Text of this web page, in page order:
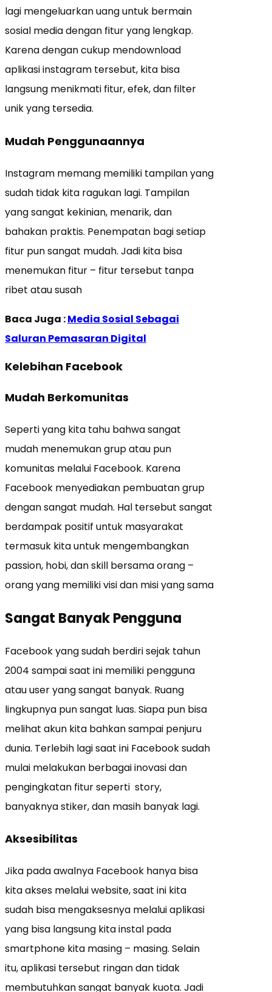
lagi mengeluarkan uang untuk bermain
sosial media dengan fitur yang lengkap.
Karena dengan cukup mendownload
aplikasi instagram tersebut, kita bisa
langsung menikmati fitur, efek, dan filter
unik yang tersedia.
Mudah Penggunaannya
Instagram memang memiliki tampilan yang
sudah tidak kita ragukan lagi. Tampilan
yang sangat kekinian, menarik, dan
bahakan praktis. Penempatan bagi setiap
fitur pun sangat mudah. Jadi kita bisa
menemukan fitur – fitur tersebut tanpa
ribet atau susah
Baca Juga :Media Sosial Sebagai
Saluran Pemasaran Digital
Kelebihan Facebook
Mudah Berkomunitas
Seperti yang kita tahu bahwa sangat
mudah menemukan grup atau pun
komunitas melalui Facebook. Karena
Facebook menyediakan pembuatan grup
dengan sangat mudah. Hal tersebut sangat
berdampak positif untuk masyarakat
termasuk kita untuk mengembangkan
passion, hobi, dan skill bersama orang –
orang yang memiliki visi dan misi yang sama
Sangat Banyak Pengguna
Facebook yang sudah berdiri sejak tahun
2004 sampai saat ini memiliki pengguna
atau user yang sangat banyak. Ruang
lingkupnya pun sangat luas. Siapa pun bisa
melihat akun kita bahkan sampai penjuru
dunia. Terlebih lagi saat ini Facebook sudah
mulai melakukan berbagai inovasi dan
pengingkatan fitur seperti story,
banyaknya stiker, dan masih banyak lagi.
Aksesibilitas
Jika pada awalnya Facebook hanya bisa
kita akses melalui website, saat ini kita
sudah bisa mengaksesnya melalui aplikasi
yang bisa langsung kita instal pada
smartphone kita masing – masing. Selain
itu, aplikasi tersebut ringan dan tidak
membutuhkan sangat banyak kuota. Jadi